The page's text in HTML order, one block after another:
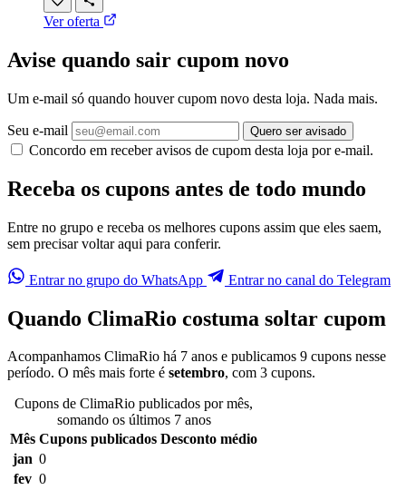
Ver oferta
Avise quando sair cupom novo
Um e-mail só quando houver cupom novo desta loja. Nada mais.
Seu e-mail Quero ser avisado
Concordo em receber avisos de cupom desta loja por e-mail.
Receba os cupons antes de todo mundo
Entre no grupo e receba os melhores cupons assim que eles saem,
sem precisar voltar aqui para conferir.
Entrar no grupo do WhatsApp Entrar no canal do Telegram
Quando ClimaRio costuma soltar cupom
Acompanhamos ClimaRio há 7 anos e publicamos 9 cupons nesse
período. O mês mais forte é setembro, com 3 cupons.
Cupons de ClimaRio publicados por mês,
somando os últimos 7 anos
Mês Cupons publicados Desconto médio
jan 0
fev 0